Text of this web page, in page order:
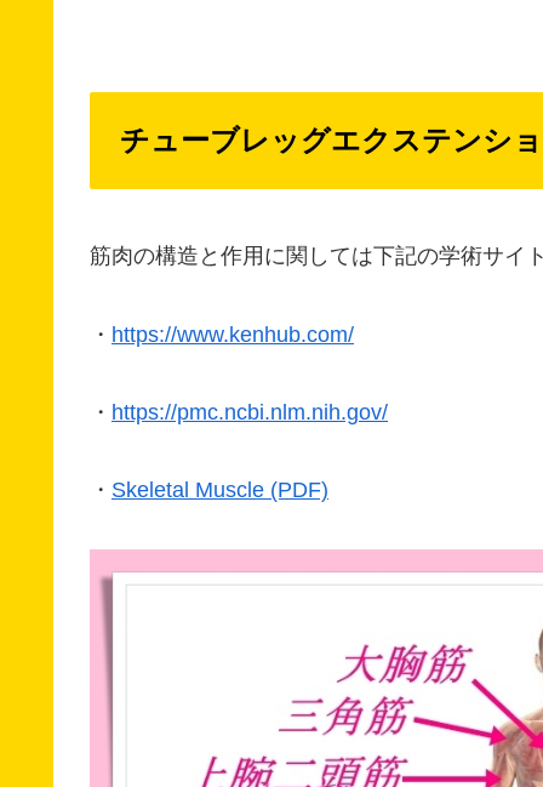
チューブレッグエクステンシ
筋肉の構造と作用に関しては下記の学術サイ
・ https://www.kenhub.com/
・ https://pmc.ncbi.nlm.nih.gov/
・ Skeletal Muscle (PDF)